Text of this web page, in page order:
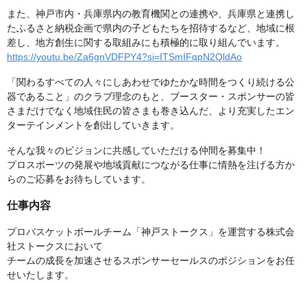
また、神戸市内・兵庫県内の教育機関との連携や、兵庫県と連携し
たふるさと納税企画で県内の子どもたちを招待するなど、地域に根
差し、地方創生に関する取組みにも積極的に取り組んでいます。
https://youtu.be/Za6gnVDFPY4?si=ITSmIFqpN2QldAo
「関わるすべての人々にしあわせでゆたかな時間をつくり続ける公
器であること」のクラブ理念のもと、ブースター・スポンサーの皆
さまだけでなく地域住民の皆さまも巻き込んだ、より充実したエン
ターテインメントを創出していきます。
そんな我々のビジョンに共感していただける仲間を募集中！
プロスポーツの発展や地域貢献につながる仕事に情熱を注げる方か
らのご応募をお待ちしています。
仕事内容
プロバスケットボールチーム「神戸ストークス」を運営する株式会
社ストークスにおいて
チームの成長を加速させるスポンサーセールスのポジションをお任
せいたします。